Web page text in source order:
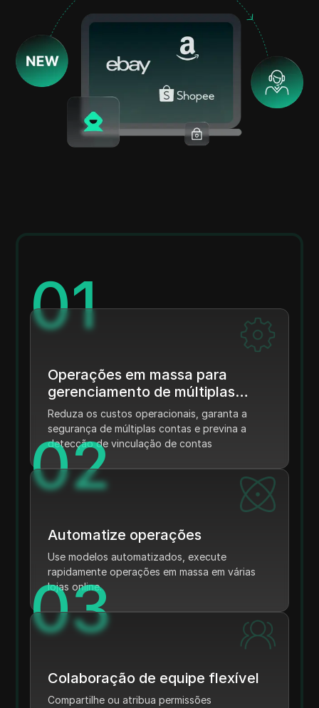
01
Operações em massa para
gerenciamento de múltiplas
contas
Reduza os custos operacionais, garanta a
segurança de múltiplas contas e previna a
detecção de vinculação de contas
02
Automatize operações
Use modelos automatizados, execute
rapidamente operações em massa em várias
lojas online.
03
Colaboração de equipe flexível
Compartilhe ou atribua permissões